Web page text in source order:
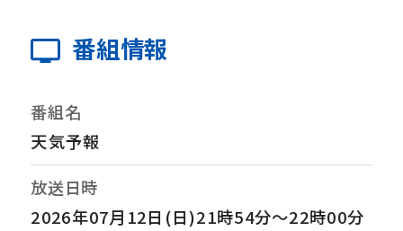
番組情報
番組名
天気予報
放送日時
2026年07月12日(日)21時54分～22時00分